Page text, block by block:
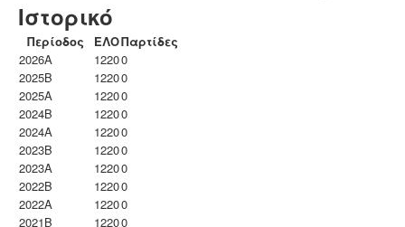
Ιστορικό
Περίοδος ΕΛΟΠαρτίδες
2026A
12200
2025B
12200
2025A
12200
2024B
12200
2024A
12200
2023B
12200
2023Α
12200
2022B
12200
2022A
12200
2021B
12200